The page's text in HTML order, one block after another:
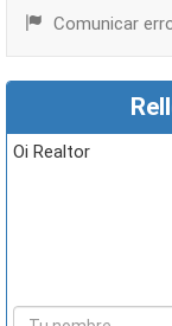
Comunicar
Oi Realtor